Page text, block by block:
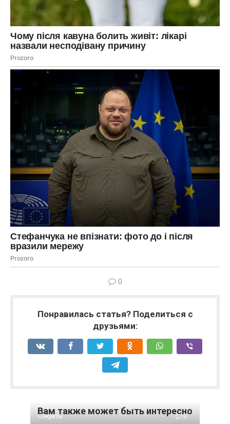
0
Понравилась статья? Поделиться с
друзьями:
Вам также может быть интересно
Секреты 0